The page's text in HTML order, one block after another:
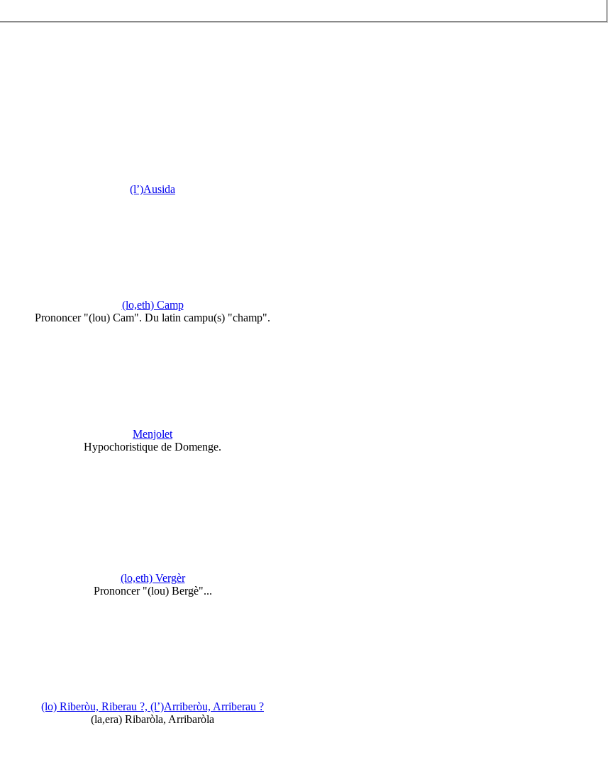
(l’)Ausida
(lo,eth) Camp
Prononcer "(lou) Cam". Du latin campu(s) "champ".
Menjolet
Hypochoristique de Domenge.
(lo,eth) Vergèr
Prononcer "(lou) Bergè"...
(lo) Riberòu, Riberau ?, (l’)Arriberòu, Arriberau ?
(la,era) Ribaròla, Arribaròla